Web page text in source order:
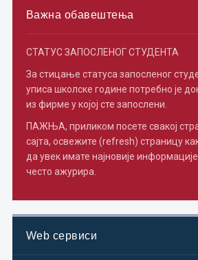
Важна обавештења
СТАТУС ЗАПОСЛЕНОГ СТУДЕНТА
За стицање статуса запосленог
уписа школске године потребно je
из фирме у којој сте запослени.
ПАЖЊА, приликом посете свакој
сајта, освежите (refresh) страницу
да увек имате најновије
често ажурира.
Web сервиси